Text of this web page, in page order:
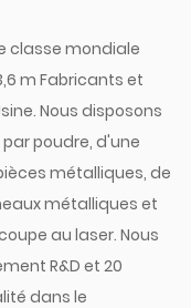
classe mondiale
m Fabricants et
. Nous disposons
poudre, d'une
métalliques, de
métalliques et
au laser. Nous
R&D et 20
dans le